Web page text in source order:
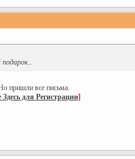
пришли все письма.
для Регистрации]